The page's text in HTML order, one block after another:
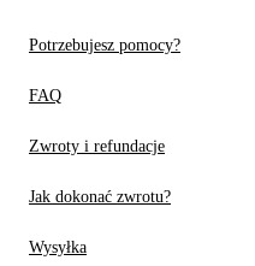
Potrzebujesz pomocy?
FAQ
Zwroty i refundacje
Jak dokonać zwrotu?
Wysyłka